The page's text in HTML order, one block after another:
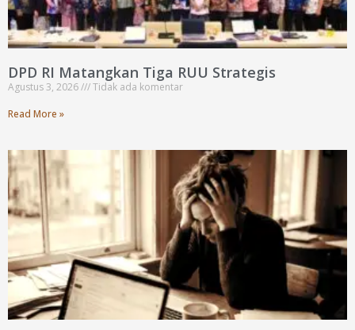
DPD RI Matangkan Tiga RUU Strategis
Agustus 3, 2026
Tidak ada komentar
Read More »